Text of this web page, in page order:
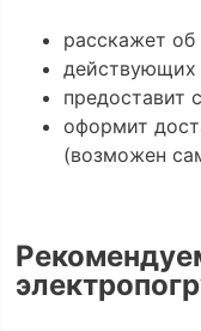
расскажет об
действующих
предоставит
оформит
(возможен